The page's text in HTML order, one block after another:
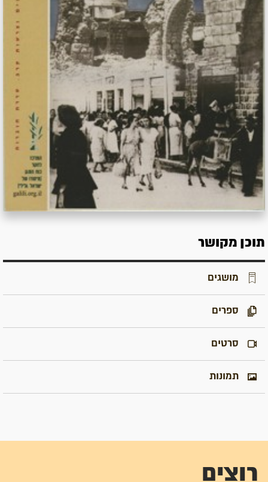
תוכן מקושר
מושגים
ספרים
סרטים
תמונות
רוצים